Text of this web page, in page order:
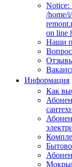
Notice:
/home/
on line
Наши
Информация
Как